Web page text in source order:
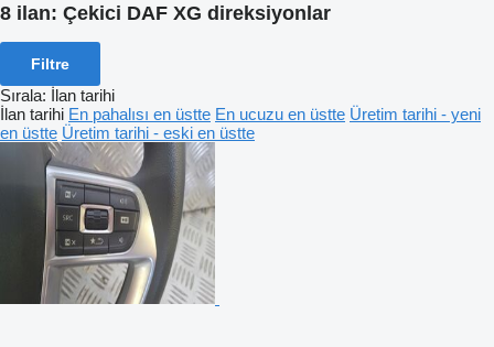
8 ilan: Çekici DAF XG direksiyonlar
Filtre
Sırala: İlan tarihi
İlan tarihi En pahalısı en üstte En ucuzu en üstte Üretim tarihi - yeni
en üstte Üretim tarihi - eski en üstte